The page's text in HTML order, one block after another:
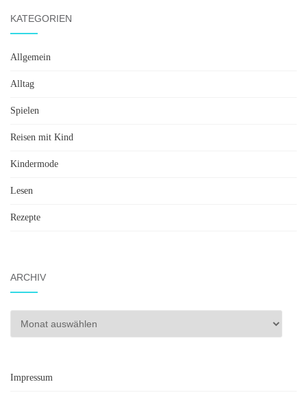
KATEGORIEN
Allgemein
Alltag
Spielen
Reisen mit Kind
Kindermode
Lesen
Rezepte
ARCHIV
Archiv
Impressum